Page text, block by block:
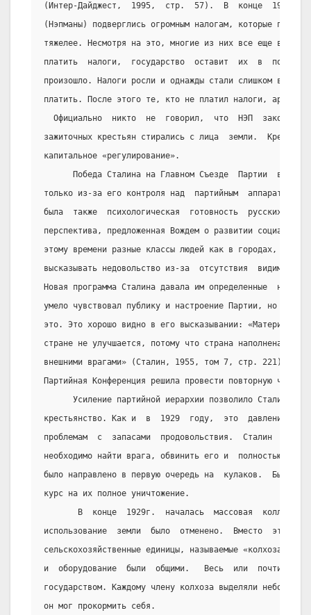
(Интер-Дайджест,  1995,  стр.  57).  В  конце  1920х,
(Нэпманы) подверглись огромным налогам, которые
тяжелее. Несмотря на это, многие из них все еще
платить  налоги,  государство  оставит  их  в
произошло. Налоги росли и однажды стали слишком
платить. После этого те, кто не платил налоги,
Официально  никто  не  говорил,  что  НЭП
зажиточных крестьян стирались с лица  земли.
капитальное «регулирование».
Победа Сталина на Главном Съезде  Партии  в
только из-за его контроля над  партийным  аппаратом.
была  также  психологическая  готовность  русских
перспектива, предложенная Вождем о развитии
этому времени разные классы людей как в городах, так
высказывать недовольство из-за  отсутствия  видимых
Новая программа Сталина давала им определенные
умело чувствовал публику и настроение Партии, но и так
это. Это хорошо видно в его высказывании:
стране не улучшается, потому что страна наполнена
внешними врагами» (Сталин, 1955, том 7, стр. 221). В
Партийная Конференция решила провести повторную
Усиление партийной иерархии позволило Сталину
крестьянство. Как и  в  1929  году,  это  давление
проблемам  с  запасами  продовольствия.  Сталин
необходимо найти врага, обвинить его и  полностью
было направлено в первую очередь на  кулаков.  Было
курс на их полное уничтожение.
В  конце  1929г.  началась  массовая
использование  земли  было  отменено.  Вместо  этого
сельскохозяйственные единицы, называемые
и  оборудование  были  общими.   Весь  или  почти
государством. Каждому члену колхоза выделяли
он мог прокормить себя.